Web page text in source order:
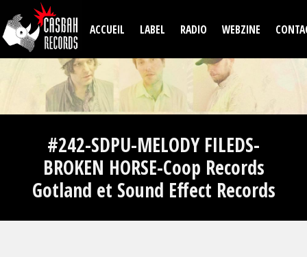
Aller au contenu principal
ACCUEIL LABEL RADIO WEBZINE
#242-SDPU-MELODY FILEDS-
BROKEN HORSE-Coop Records
Gotland et Sound Effect Records